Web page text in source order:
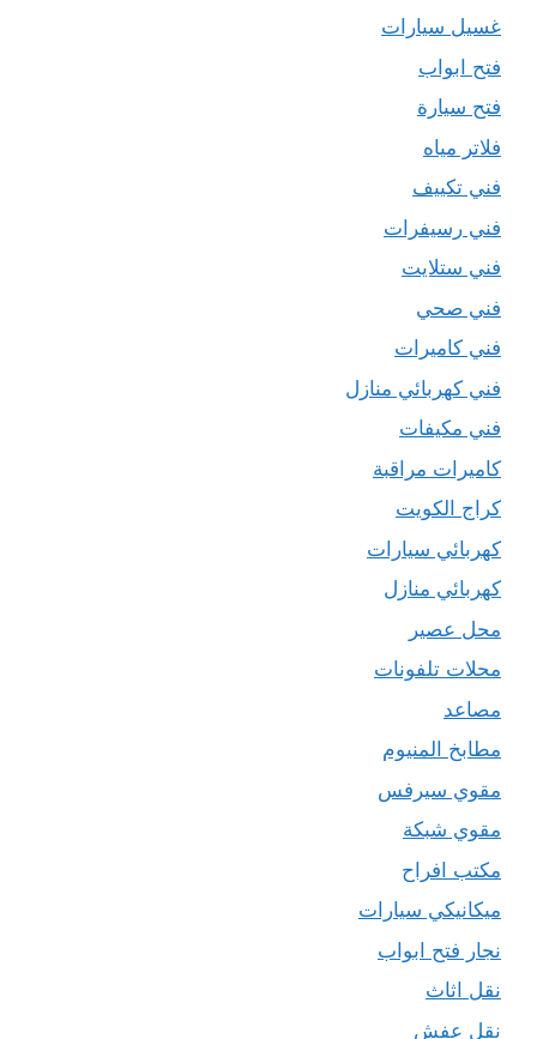
غسيل سيارات
فتح ابواب
فتح سيارة
فلاتر مياه
فني تكييف
فني رسيفرات
فني ستلايت
فني صحي
فني كاميرات
فني كهربائي منازل
فني مكيفات
كاميرات مراقبة
كراج الكويت
كهربائي سيارات
كهربائي منازل
محل عصير
محلات تلفونات
مصاعد
مطابخ المنيوم
مقوي سيرفس
مقوي شبكة
مكتب افراح
ميكانيكي سيارات
نجار فتح ابواب
نقل اثاث
نقل عفش